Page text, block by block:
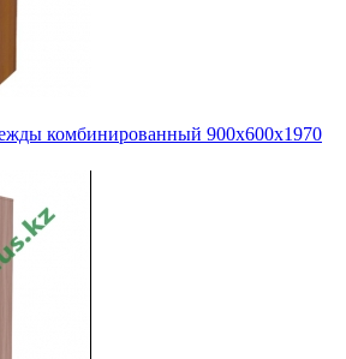
комбинированный 900х600х1970